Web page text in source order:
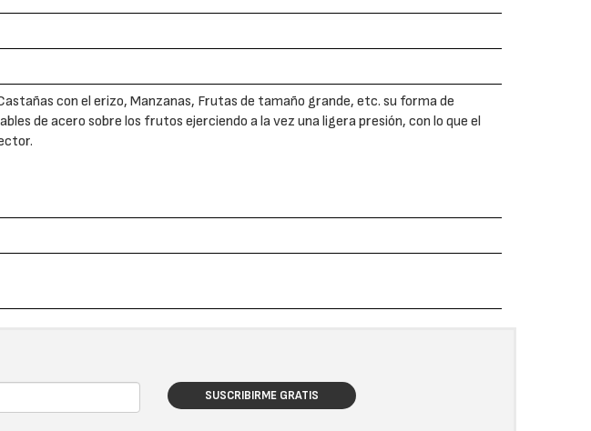
con el erizo, Manzanas, Frutas de tamaño grande, etc. su forma de
de acero sobre los frutos ejerciendo a la vez una ligera presión, con lo que el
SUSCRIBIRME GRATIS